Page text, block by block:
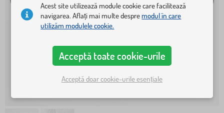
Acest site utilizează module cookie care facilitează
navigarea. Aflați mai multe despremodul în care
utilizăm modulele cookie.
Acceptă toate cookie-urile
Acceptă doar cookie-urile esențiale